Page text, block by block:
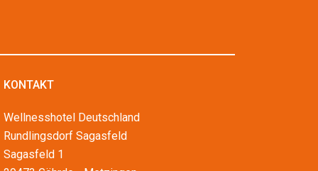
KONTAKT
Wellnesshotel Deutschland
Rundlingsdorf Sagasfeld
Sagasfeld 1